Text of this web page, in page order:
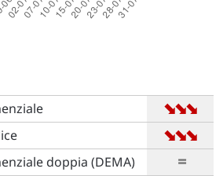
➡
➡
➡
➡
➡
➡
doppia (DEMA) =